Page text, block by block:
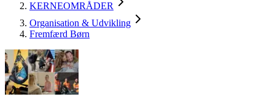
KERNEOMRÅDER
Organisation & Udvikling
Fremfærd Børn